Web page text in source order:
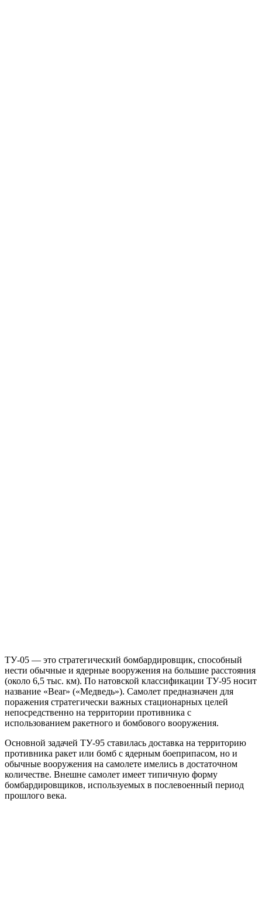
ТУ-05 — это стратегический бомбардировщик, способный
нести обычные и ядерные вооружения на большие расстояния
(около 6,5 тыс. км). По натовской классификации ТУ-95 носит
название «Bear» («Медведь»). Самолет предназначен для
поражения стратегически важных стационарных целей
непосредственно на территории противника с
использованием ракетного и бомбового вооружения.
Основной задачей ТУ-95 ставилась доставка на территорию
противника ракет или бомб с ядерным боеприпасом, но и
обычные вооружения на самолете имелись в достаточном
количестве. Внешне самолет имеет типичную форму
бомбардировщиков, используемых в послевоенный период
прошлого века.